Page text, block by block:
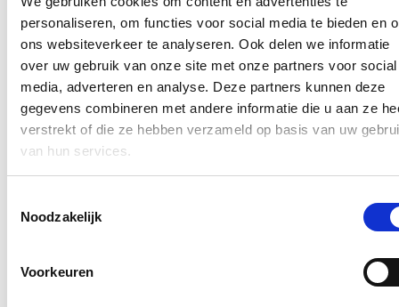
personaliseren, om functies voor social media te bieden en
ons websiteverkeer te analyseren. Ook delen we informatie
over uw gebruik van onze site met onze partners voor social
media, adverteren en analyse. Deze partners kunnen deze
gegevens combineren met andere informatie die u aan ze
verstrekt of die ze hebben verzameld op basis van uw
van hun services.
Noodzakelijk
Voorkeuren
laadinfrastructuur
27/03/24
Deelorganisatie Dégage - het Gentse particuliere auto-en
fietsdeelsysteem – werkte drie actiepuntenuit rond investeringen
in laadinfrastructuur voor elektrisch rijden. Deze stellingnames
werden door Dégage afgetoetst bij de verschillende Gentse politieke
partijen.
Lees meer
Stijn De Roo
Over Stijn